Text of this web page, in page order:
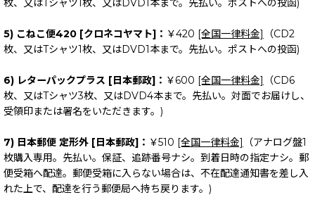
5) こねこ便420 [クロネコヤマト]： ￥420 [全国一律料金]
（CD2
枚、又はTシャツ1枚、又はDVD1本まで。先払い。ポストへの投函)
6) レターパックプラス [日本郵政]： ￥600 [全国一律料金]
（CD6
枚、又はTシャツ3枚、又はDVD4本まで。先払い。対面でお届けし、
受領印または署名をいただきます。)
7) 日本郵便 定形外 [日本郵政]： ￥510 [全国一律料金]
（アナログ盤1
枚購入専用。先払い。保証、追跡番号ナシ。到着日時の指定ナシ。郵
便受箱へ配達。郵便受箱に入らない場合は、不在配達通知書を差し入
れた上で、配達を行う郵便局へ持ち戻ります。)